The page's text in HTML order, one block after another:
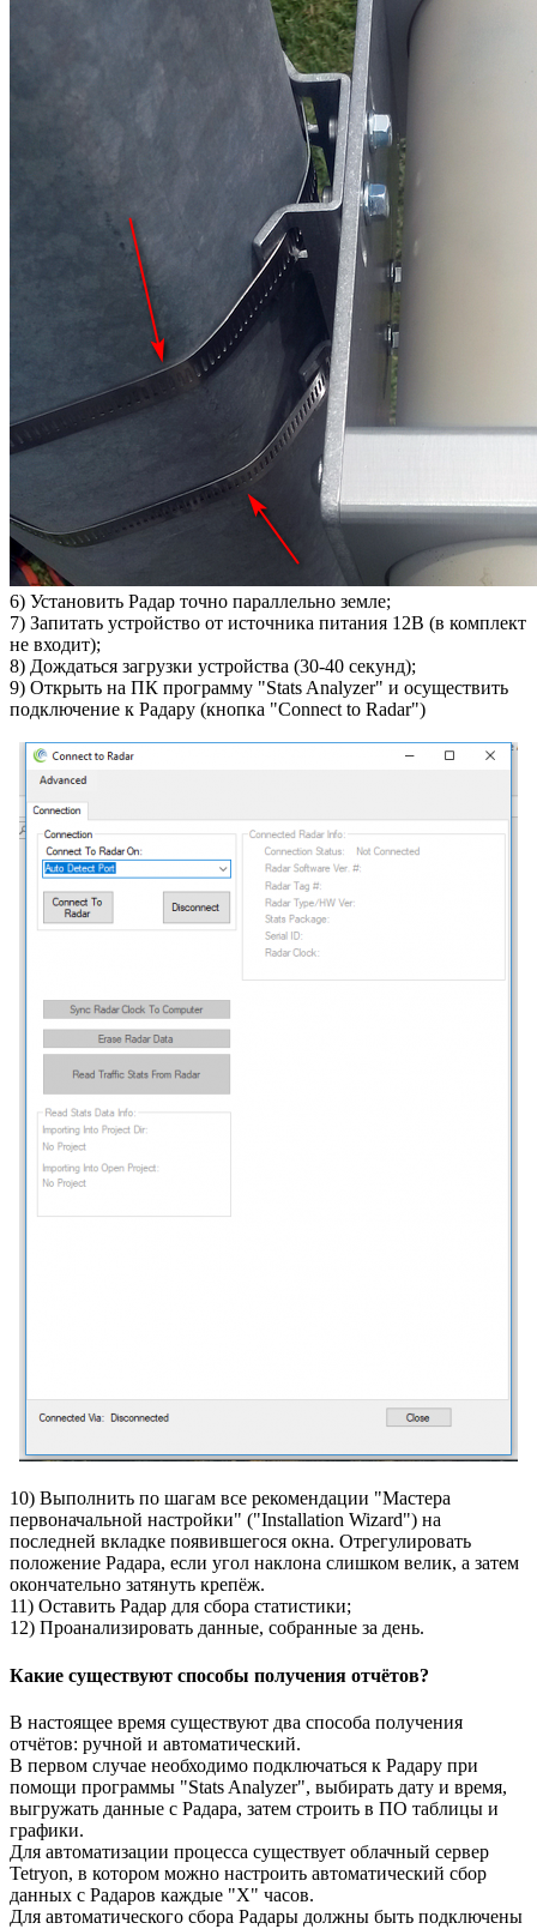
6) Установить Радар точно параллельно земле;
7) Запитать устройство от источника питания 12В (в комплект
не входит);
8) Дождаться загрузки устройства (30-40 секунд);
9) Открыть на ПК программу "Stats Analyzer" и осуществить
подключение к Радару (кнопка "Connect to Radar")
10) Выполнить по шагам все рекомендации "Мастера
первоначальной настройки" ("Installation Wizard") на
последней вкладке появившегося окна. Отрегулировать
положение Радара, если угол наклона слишком велик, а затем
окончательно затянуть крепёж.
11) Оставить Радар для сбора статистики;
12) Проанализировать данные, собранные за день.
Какие существуют способы получения отчётов?
В настоящее время существуют два способа получения
отчётов: ручной и автоматический.
В первом случае необходимо подключаться к Радару при
помощи программы "Stats Analyzer", выбирать дату и время,
выгружать данные с Радара, затем строить в ПО таблицы и
графики.
Для автоматизации процесса существует облачный сервер
Tetryon, в котором можно настроить автоматический сбор
данных с Радаров каждые "Х" часов.
Для автоматического сбора Радары должны быть подключены